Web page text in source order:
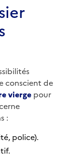
conscient de
vierge pour
:
police).